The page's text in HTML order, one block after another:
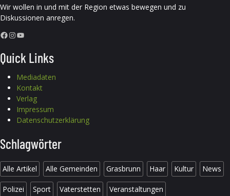
Wir wollen in und mit der Region etwas bewegen und zu
Diskussionen anregen.
Facebook InstagramYouTube
Quick Links
Mediadaten
Kontakt
Verlag
Impressum
Datenschutzerklärung
Schlagwörter
Alle Artikel Alle Gemeinden Grasbrunn Haar Kultur News
Polizei Sport Vaterstetten Veranstaltungen